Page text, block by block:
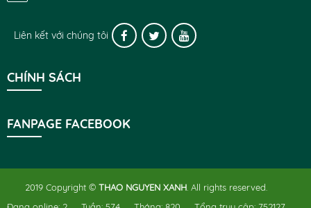
Liên kết với chúng tôi
CHÍNH SÁCH
FANPAGE FACEBOOK
2019 Copyright © THAO NGUYEN XANH . All rights reserved.